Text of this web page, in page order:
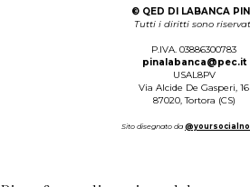
© QED DI LABANCA
Tutti i diritti sono
P.IVA. 03886300783
pinalabanca@pec.it
USAL8PV
Via Alcide De Gasperi, 16
87020, Tortora (CS)
Sito disegnato da